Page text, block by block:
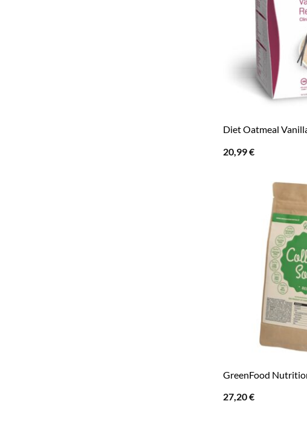
Diet Oatmeal
20,99€
GreenFood
27,20€